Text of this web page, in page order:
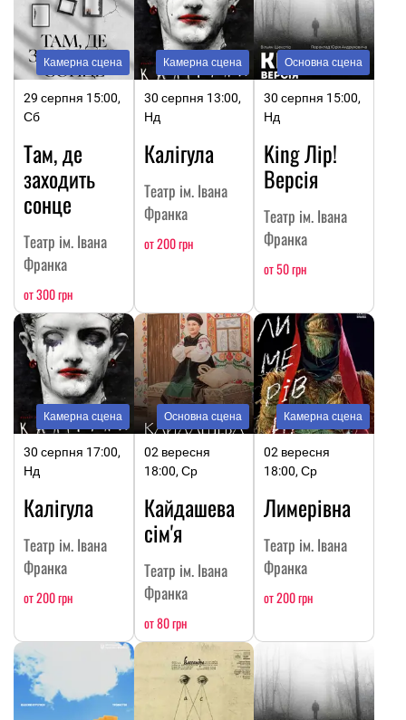
Камерна сцена
29 серпня 15:00,
Сб
Там, де
заходить
сонце
Театр ім. Івана
Франка
от 300 грн
Камерна сцена
30 серпня 13:00,
Нд
Калігула
Театр ім. Івана
Франка
от 200 грн
Основна сцена
30 серпня 15:00,
Нд
King Лір!
Версія
Театр ім. Івана
Франка
от 50 грн
Камерна сцена
30 серпня 17:00,
Нд
Калігула
Театр ім. Івана
Франка
от 200 грн
Основна сцена
02 вересня
18:00, Ср
Кайдашева
сім'я
Театр ім. Івана
Франка
от 80 грн
Камерна сцена
02 вересня
18:00, Ср
Лимерівна
Театр ім. Івана
Франка
от 200 грн